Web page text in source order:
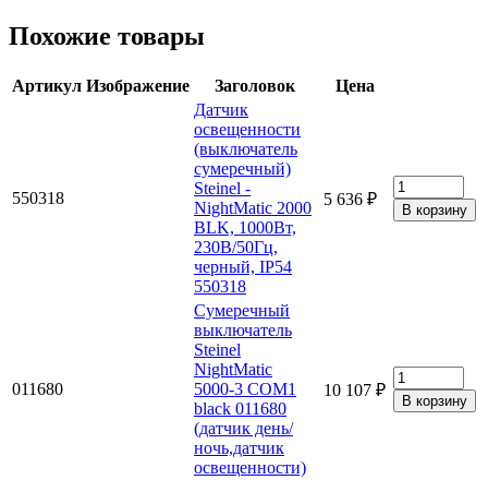
Похожие товары
Артикул Изображение Заголовок Цена
550318
Датчик
освещенности
(выключатель
сумеречный)
Steinel -
NightMatic 2000
BLK, 1000Вт,
230В/50Гц,
черный, IP54
550318
5 636 ₽
011680
Сумеречный
выключатель
Steinel
NightMatic
5000-3 COM1
black 011680
(датчик день/
ночь,датчик
освещенности)
10 107 ₽